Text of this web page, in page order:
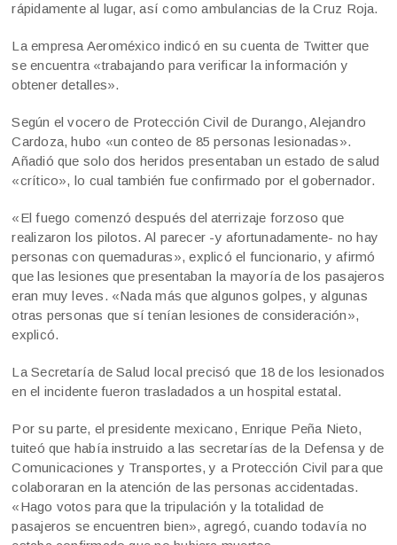
rápidamente al lugar, así como ambulancias de la Cruz Roja.
La empresa Aeroméxico indicó en su cuenta de Twitter que
se encuentra «trabajando para verificar la información y
obtener detalles».
Según el vocero de Protección Civil de Durango, Alejandro
Cardoza, hubo «un conteo de 85 personas lesionadas».
Añadió que solo dos heridos presentaban un estado de salud
«crítico», lo cual también fue confirmado por el gobernador.
«El fuego comenzó después del aterrizaje forzoso que
realizaron los pilotos. Al parecer -y afortunadamente- no hay
personas con quemaduras», explicó el funcionario, y afirmó
que las lesiones que presentaban la mayoría de los pasajeros
eran muy leves. «Nada más que algunos golpes, y algunas
otras personas que sí tenían lesiones de consideración»,
explicó.
La Secretaría de Salud local precisó que 18 de los lesionados
en el incidente fueron trasladados a un hospital estatal.
Por su parte, el presidente mexicano, Enrique Peña Nieto,
tuiteó que había instruido a las secretarías de la Defensa y de
Comunicaciones y Transportes, y a Protección Civil para que
colaboraran en la atención de las personas accidentadas.
«Hago votos para que la tripulación y la totalidad de
pasajeros se encuentren bien», agregó, cuando todavía no